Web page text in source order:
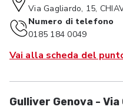
Via Gagliardo, 15,
Numero di telefono
0185 184 0049
Vai alla scheda del
Gulliver Genova - Via